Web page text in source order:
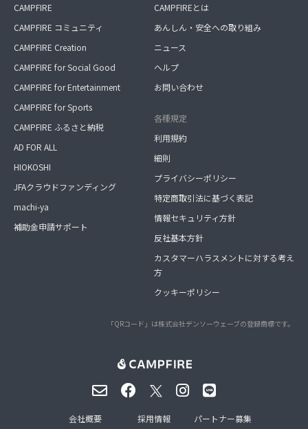
CAMPFIRE
CAMPFIRE コミュニティ
CAMPFIRE Creation
CAMPFIRE for Social Good
CAMPFIRE for Entertainment
CAMPFIRE for Sports
CAMPFIRE ふるさと納税
AD FOR ALL
HIOKOSHI
JFAクラウドファンディング
machi-ya
補助金申請サポート
CAMPFIREとは
あんしん・安全への取り組み
ニュース
ヘルプ
お問い合わせ
各種規定
利用規約
細則
プライバシーポリシー
特定商取引法に基づく表記
情報セキュリティ方針
反社基本方針
カスタマーハラスメントに対する考え
方
クッキーポリシー
「QRコード」は株式会社デンソーウェーブの登録商標です。
会社概要 採用情報 パートナー募集